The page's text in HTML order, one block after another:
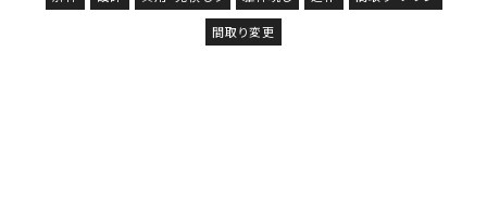
間取り変更